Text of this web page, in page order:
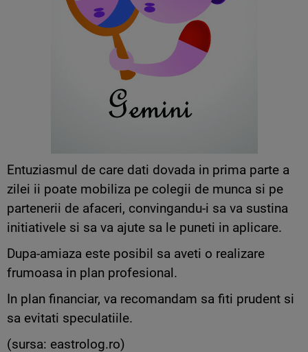
Entuziasmul de care dati dovada in prima parte a
zilei ii poate mobiliza pe colegii de munca si pe
partenerii de afaceri, convingandu-i sa va sustina
initiativele si sa va ajute sa le puneti in aplicare.
Dupa-amiaza este posibil sa aveti o realizare
frumoasa in plan profesional.
In plan financiar, va recomandam sa fiti prudent si
sa evitati speculatiile.
(sursa: eastrolog.ro)